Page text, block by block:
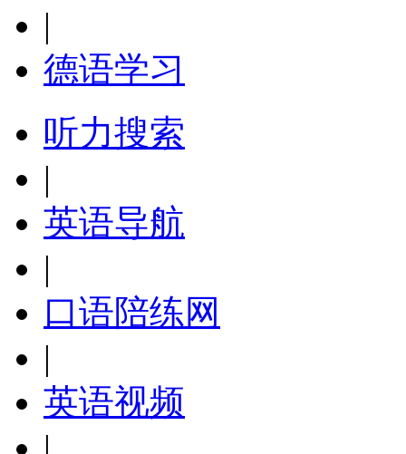
|
德语学习
听力搜索
|
英语导航
|
口语陪练网
|
英语视频